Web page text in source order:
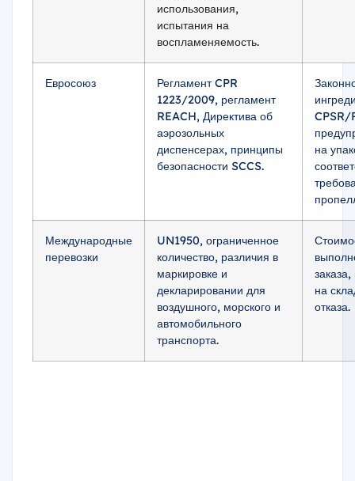
использования,
испытания на
воспламеняемость.
Евросоюз
Регламент CPR
1223/2009, регламент
REACH, Директива об
аэрозольных
диспенсерах, принципы
безопасности SCCS.
CPSR/
на
Международные
перевозки
UN1950, ограниченное
количество, различия в
маркировке и
декларировании для
воздушного, морского и
автомобильного
транспорта.
на
отказа.